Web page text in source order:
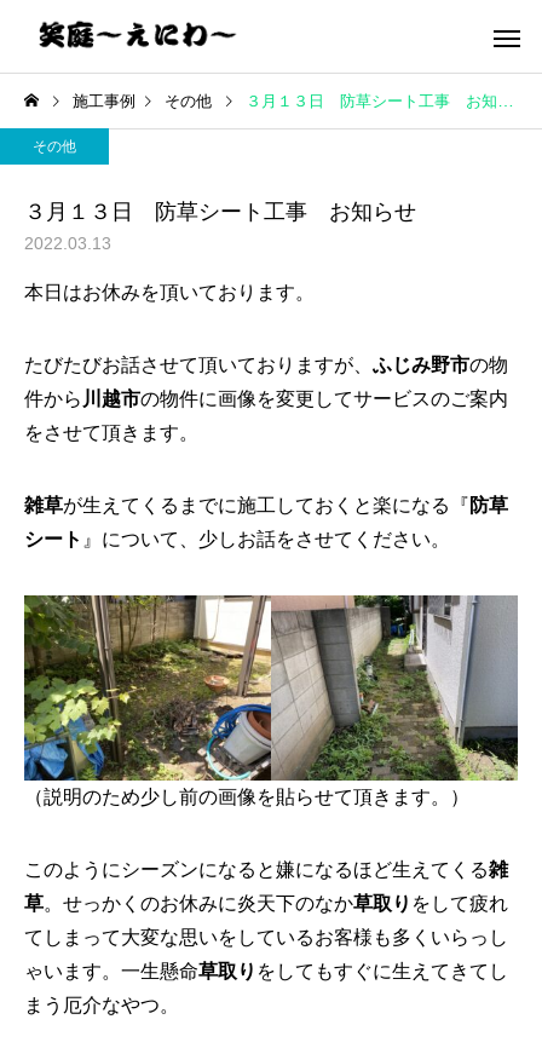
施工事例 その他 ３月１３日 防草シート工事 お知らせ
その他
３月１３日 防草シート工事 お知らせ
2022.03.13
本日はお休みを頂いております。
たびたびお話させて頂いておりますが、 ふじみ野市の物
件から 川越市の物件に画像を変更してサービスのご案内
をさせて頂きます。
雑草が生えてくるまでに施工しておくと楽になる『 防草
シート 』について、少しお話をさせてください。
（説明のため少し前の画像を貼らせて頂きます。）
このようにシーズンになると嫌になるほど生えてくる雑
草。せっかくのお休みに炎天下のなか草取り をして疲れ
てしまって大変な思いをしているお客様も多くいらっし
ゃいます。一生懸命草取り をしてもすぐに生えてきてし
まう厄介なやつ。